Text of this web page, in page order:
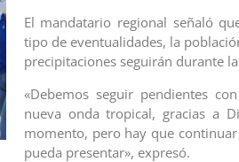
El mandatario regional señaló
tipo de eventualidades, la
precipitaciones seguirán durante
«Debemos seguir pendientes
nueva onda tropical, gracias a
momento, pero hay que
pueda presentar», expresó.